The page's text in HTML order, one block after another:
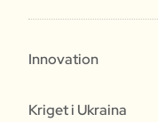
Innovation
Kriget i Ukraina